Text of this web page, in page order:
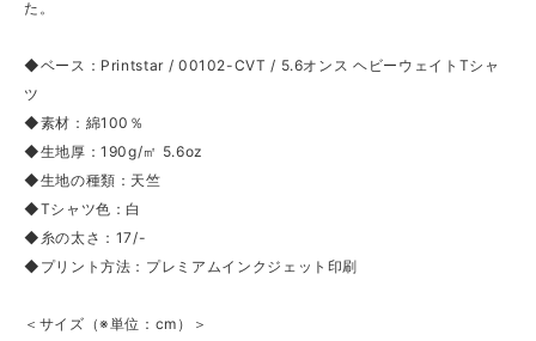
た。
◆ベース：Printstar / 00102-CVT / 5.6オンス ヘビーウェイトTシャ
ツ
◆素材：綿100％
◆生地厚：190g/㎡ 5.6oz
◆生地の種類：天竺
◆Tシャツ色：白
◆糸の太さ：17/-
◆プリント方法：プレミアムインクジェット印刷
＜サイズ（※単位：cm）＞